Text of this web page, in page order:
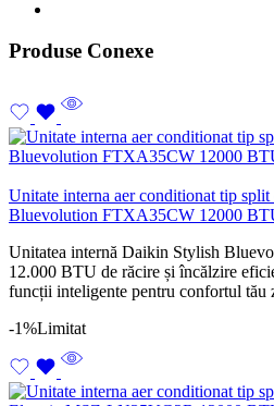
Produse Conexe
Unitate interna aer conditionat tip
Bluevolution FTXA35CW 12000
Unitatea internă Daikin Stylish
12.000 BTU de răcire și încălzire
funcții inteligente pentru confortul tău
-1%Limitat